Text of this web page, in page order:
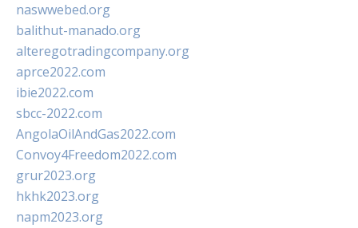
naswwebed.org
balithut-manado.org
alteregotradingcompany.org
aprce2022.com
ibie2022.com
sbcc-2022.com
AngolaOilAndGas2022.com
Convoy4Freedom2022.com
grur2023.org
hkhk2023.org
napm2023.org